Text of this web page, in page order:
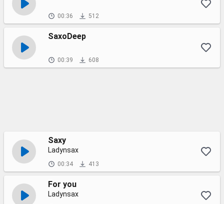
00:36 512
SaxoDeep
00:39 608
Saxy
Ladynsax
00:34 413
For you
Ladynsax